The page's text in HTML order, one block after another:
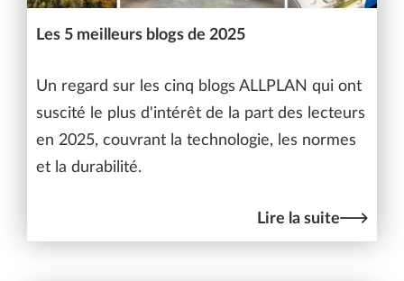
Les 5 meilleurs blogs de 2025
Un regard sur les cinq blogs ALLPLAN qui ont
suscité le plus d'intérêt de la part des lecteurs
en 2025, couvrant la technologie, les normes
et la durabilité.
Lire la suite